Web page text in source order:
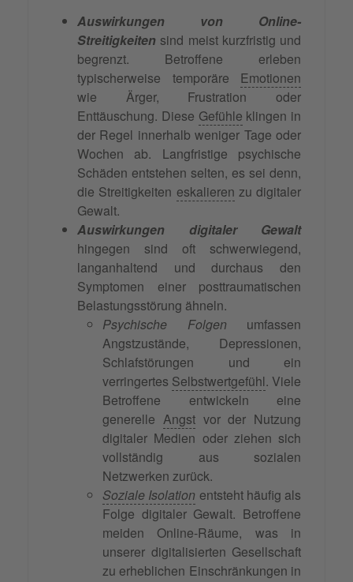
Auswirkungen von Online-
Streitigkeiten sind meist kurzfristig und
begrenzt. Betroffene erleben
typischerweise temporäre Emotionen
wie Ärger, Frustration oder
Enttäuschung. Diese Gefühle klingen in
der Regel innerhalb weniger Tage oder
Wochen ab. Langfristige psychische
Schäden entstehen selten, es sei denn,
die Streitigkeiten eskalieren zu digitaler
Gewalt.
Auswirkungen digitaler Gewalt
hingegen sind oft schwerwiegend,
langanhaltend und durchaus den
Symptomen einer posttraumatischen
Belastungsstörung ähneln.
Psychische Folgen umfassen
Angstzustände, Depressionen,
Schlafstörungen und ein
verringertes Selbstwertgefühl. Viele
Betroffene entwickeln eine
generelle Angstvor der Nutzung
digitaler Medien oder ziehen sich
vollständig aus sozialen
Netzwerken zurück.
Soziale Isolation entsteht häufig als
Folge digitaler Gewalt. Betroffene
meiden Online-Räume, was in
unserer digitalisierten Gesellschaft
zu erheblichen Einschränkungen in